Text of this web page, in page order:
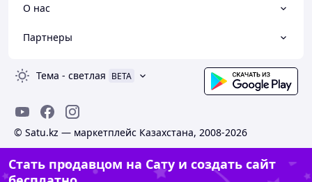
О нас
Партнеры
Тема - светлая BETA
© Satu.kz — маркетплейс Казахстана, 2008-2026
Стать продавцом на Сату и создать сайт